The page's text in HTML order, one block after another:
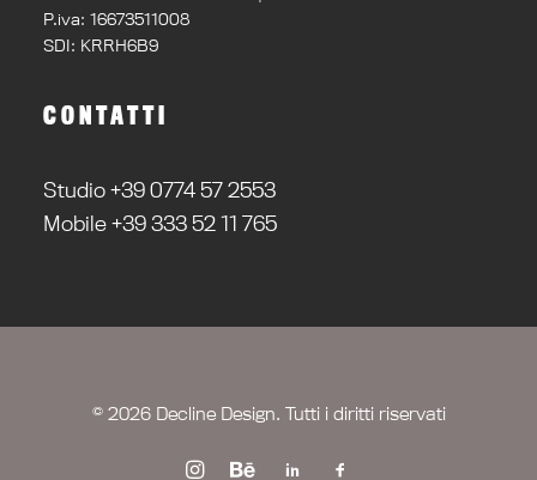
P.iva: 16673511008
SDI: KRRH6B9
CONTATTI
Studio +39 0774 57 2553
Mobile +39 333 52 11 765
© 2026 Decline Design. Tutti i diritti riservati